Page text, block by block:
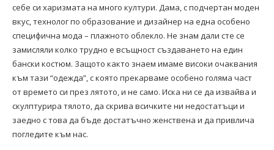
себе си харизмата на много култури. Дама, с подчертан моден
вкус, технолог по образование и дизайнер на една особено
специфична мода – плажното облекло. Не знам дали сте се
замисляли колко трудно е всъщност създаването на един
бански костюм. Защото както знаем имаме високи очаквания
към тази “одежда”, с която прекарваме особено голяма част
от времето си през лятото, и не само. Иска ни се да извайва и
скулптурира тялото, да скрива всичките ни недостатъци и
заедно с това да бъде достатъчно женствена и да привлича
погледите към нас.